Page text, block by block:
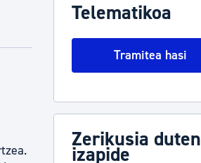
Telematikoa
Tramitea hasi
Zerikusia duten
izapide